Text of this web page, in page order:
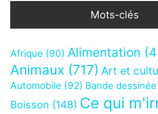
Mots-clés
Afrique (90) Alimentation
Animaux (717) Art et
Automobile (92) Bande dessinée
Boisson (148) Ce qui